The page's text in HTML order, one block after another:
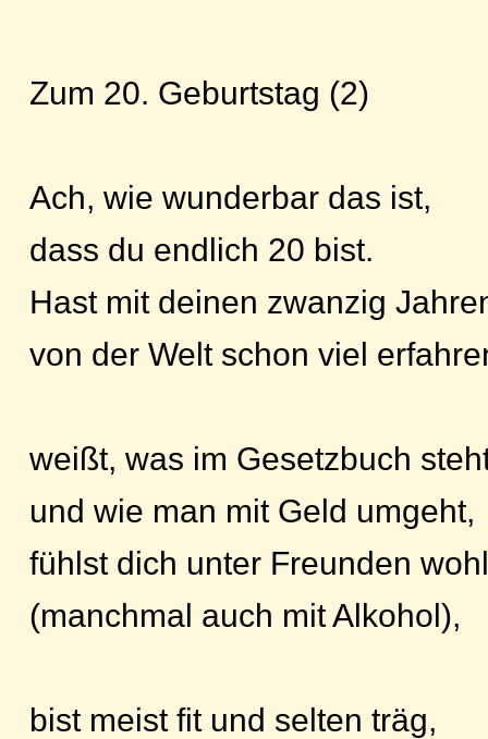
Zum 20. Geburtstag (2)
Ach, wie wunderbar das ist,
dass du endlich 20 bist.
Hast mit deinen zwanzig
von der Welt schon viel
weißt, was im Gesetzbuch
und wie man mit Geld umgeht,
fühlst dich unter Freunden
(manchmal auch mit Alkohol),
bist meist fit und selten träg,